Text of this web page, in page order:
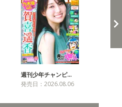
週刊少年チャンピ…
発売日：2026.08.06